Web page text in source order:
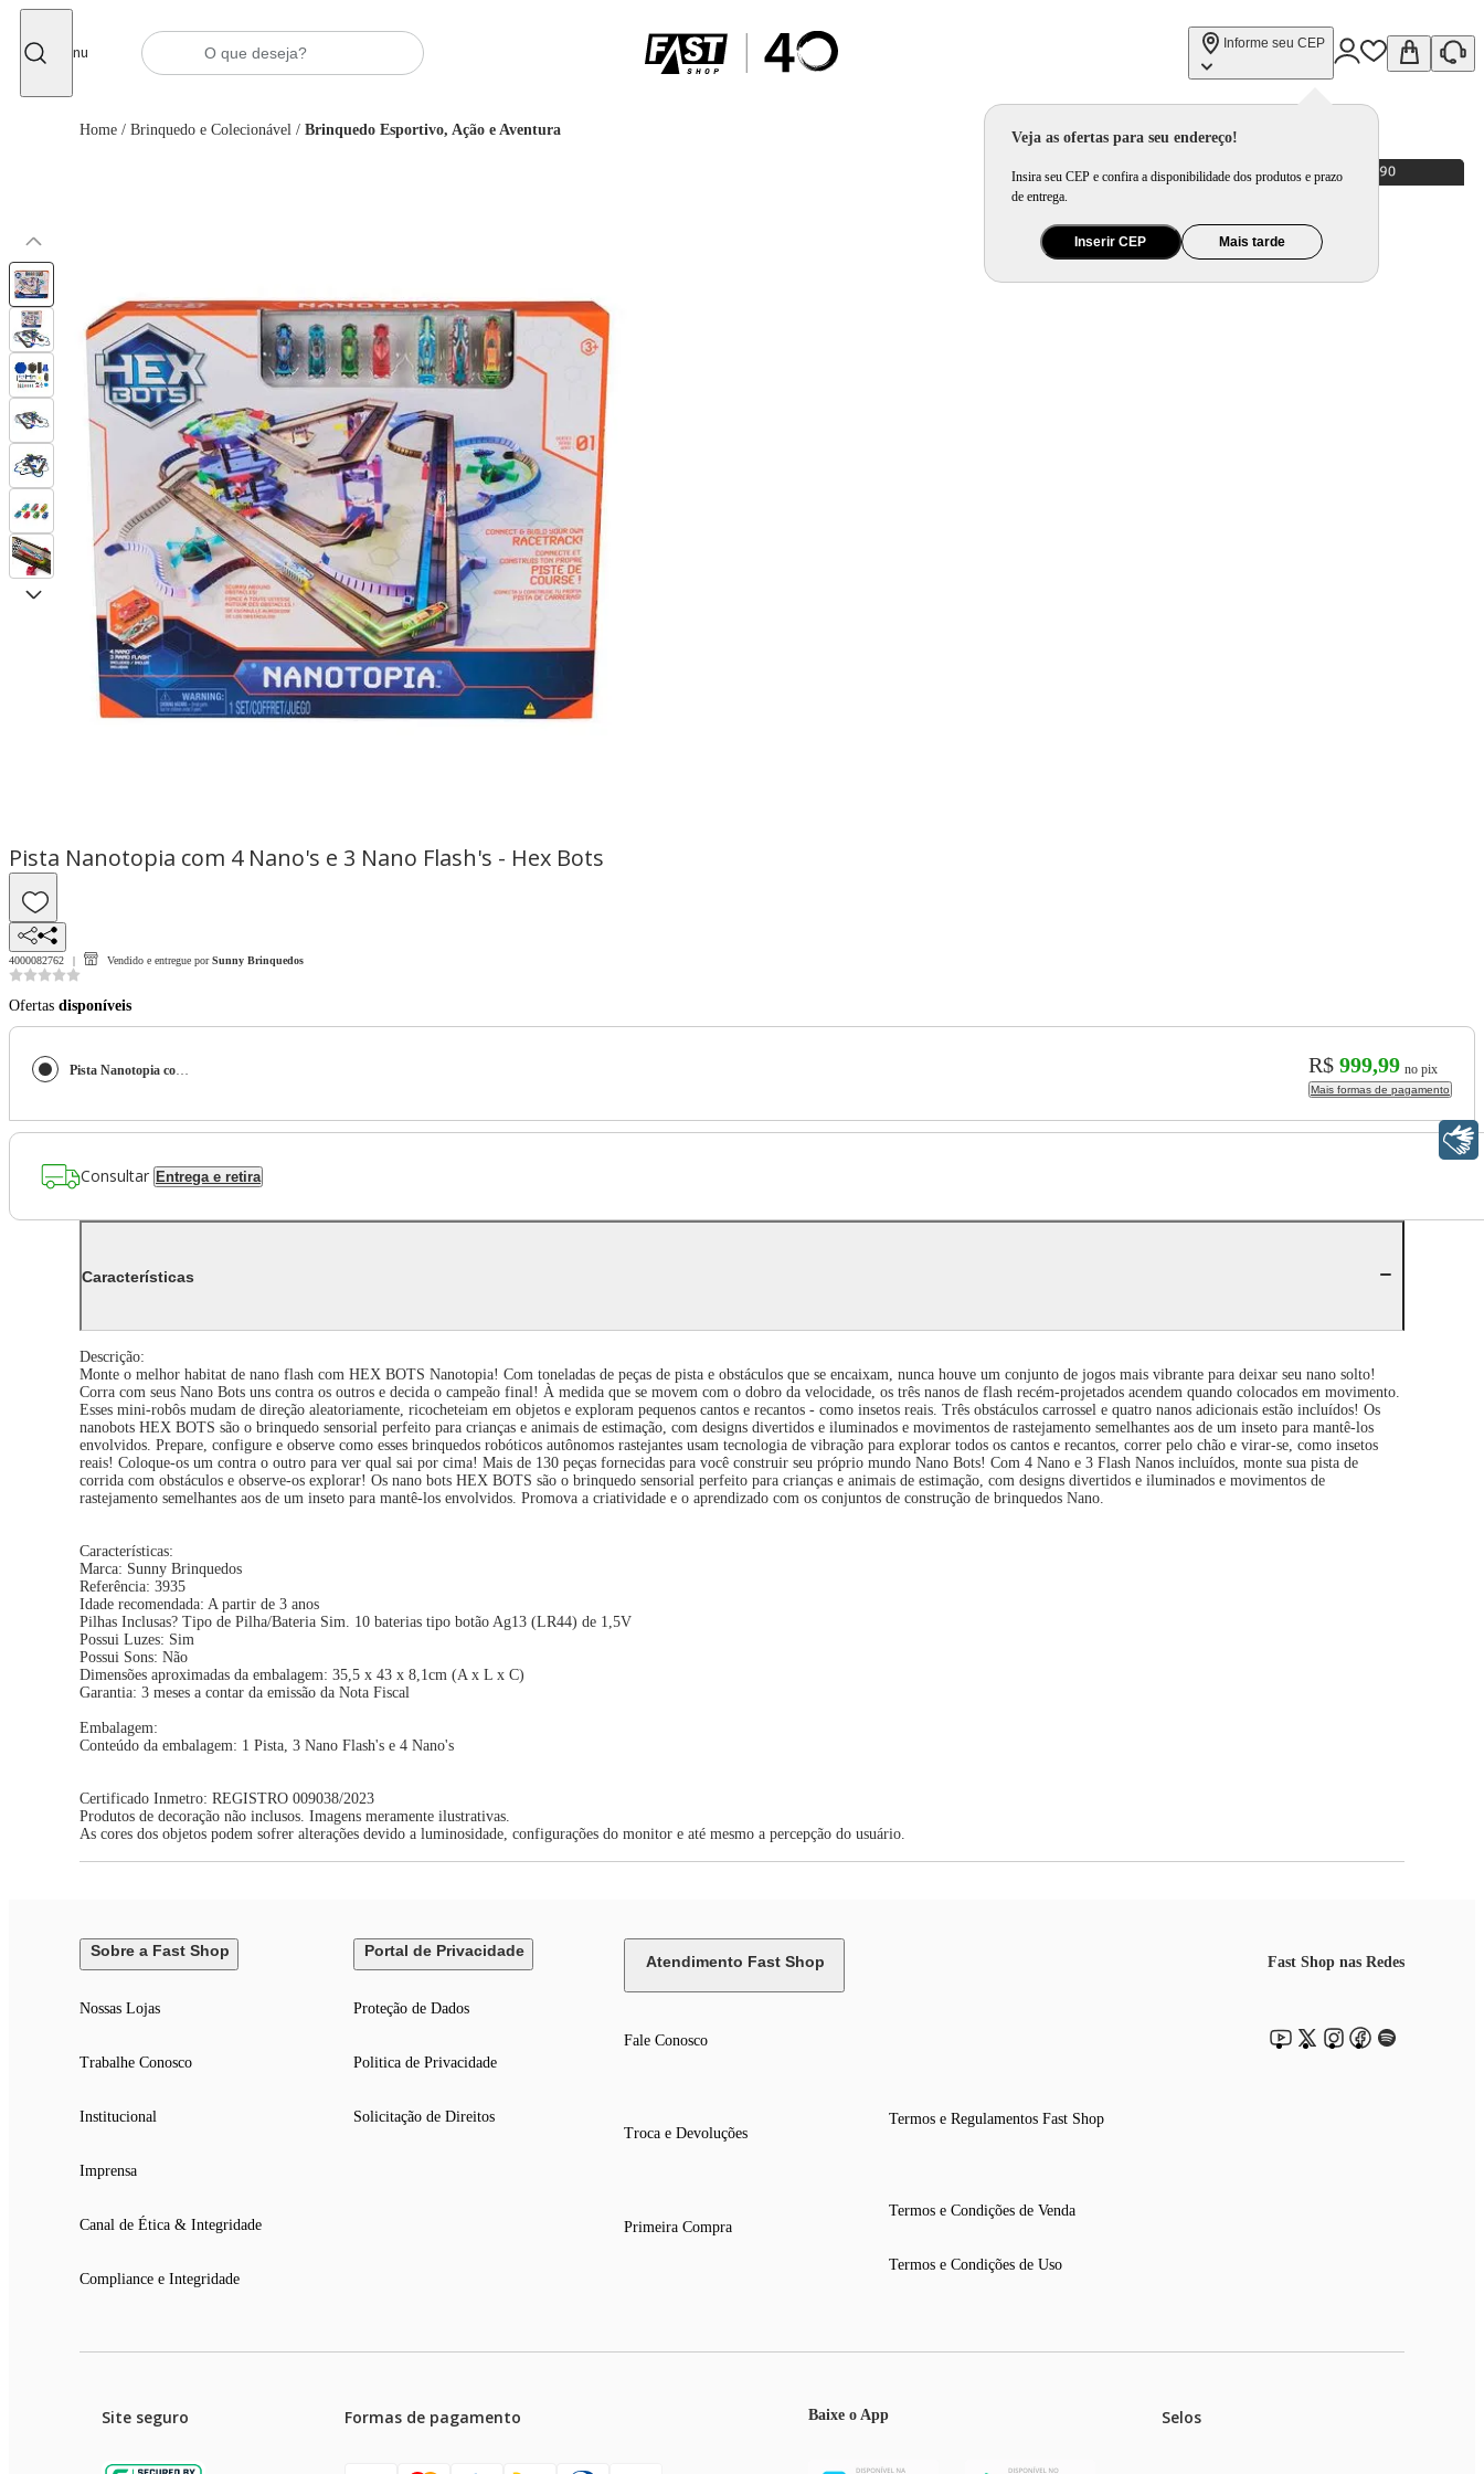
Menu
Informe seu CEP
Veja as ofertas para seu endereço!
Insira seu CEP e confira a disponibilidade dos produtos e prazo
de entrega.
Inserir CEP Mais tarde
Home / Brinquedo e Colecionável / Brinquedo Esportivo, Ação e Aventura
Pista Nanotopia com 4 Nano's e 3 Nano Flash's - Hex Bots
4000082762 Vendido e entregue por Sunny Brinquedos
Ofertas disponíveis
Pista Nanotopia com 4 Nano's e 3 Nano Flash's - Hex Bots R$ 999,99 no pix
Mais formas de pagamento
Consultar Entrega e retira
Características
Descrição:
Monte o melhor habitat de nano flash com HEX BOTS Nanotopia! Com toneladas de peças de pista e obstáculos que se encaixam, nunca houve um conjunto de jogos mais vibrante para deixar seu nano solto!
Corra com seus Nano Bots uns contra os outros e decida o campeão final! À medida que se movem com o dobro da velocidade, os três nanos de flash recém-projetados acendem quando colocados em movimento.
Esses mini-robôs mudam de direção aleatoriamente, ricocheteiam em objetos e exploram pequenos cantos e recantos - como insetos reais. Três obstáculos carrossel e quatro nanos adicionais estão incluídos! Os
nanobots HEX BOTS são o brinquedo sensorial perfeito para crianças e animais de estimação, com designs divertidos e iluminados e movimentos de rastejamento semelhantes aos de um inseto para mantê-los
envolvidos. Prepare, configure e observe como esses brinquedos robóticos autônomos rastejantes usam tecnologia de vibração para explorar todos os cantos e recantos, correr pelo chão e virar-se, como insetos
reais! Coloque-os um contra o outro para ver qual sai por cima! Mais de 130 peças fornecidas para você construir seu próprio mundo Nano Bots! Com 4 Nano e 3 Flash Nanos incluídos, monte sua pista de
corrida com obstáculos e observe-os explorar! Os nano bots HEX BOTS são o brinquedo sensorial perfeito para crianças e animais de estimação, com designs divertidos e iluminados e movimentos de
rastejamento semelhantes aos de um inseto para mantê-los envolvidos. Promova a criatividade e o aprendizado com os conjuntos de construção de brinquedos Nano.
Características:
Marca: Sunny Brinquedos
Referência: 3935
Idade recomendada: A partir de 3 anos
Pilhas Inclusas? Tipo de Pilha/Bateria Sim. 10 baterias tipo botão Ag13 (LR44) de 1,5V
Possui Luzes: Sim
Possui Sons: Não
Dimensões aproximadas da embalagem: 35,5 x 43 x 8,1cm (A x L x C)
Garantia: 3 meses a contar da emissão da Nota Fiscal
Embalagem:
Conteúdo da embalagem: 1 Pista, 3 Nano Flash's e 4 Nano's
Certificado Inmetro: REGISTRO 009038/2023
Produtos de decoração não inclusos. Imagens meramente ilustrativas.
As cores dos objetos podem sofrer alterações devido a luminosidade, configurações do monitor e até mesmo a percepção do usuário.
Sobre a Fast Shop
Nossas Lojas
Trabalhe Conosco
Institucional
Imprensa
Canal de Ética & Integridade
Compliance e Integridade
Portal de Privacidade
Proteção de Dados
Politica de Privacidade
Solicitação de Direitos
Atendimento Fast Shop
Fale Conosco
Troca e Devoluções
Primeira Compra
Termos e Regulamentos Fast Shop
Termos e Condições de Venda
Termos e Condições de Uso
Fast Shop nas Redes
Site seguro Formas de pagamento Baixe o App Selos
Libras